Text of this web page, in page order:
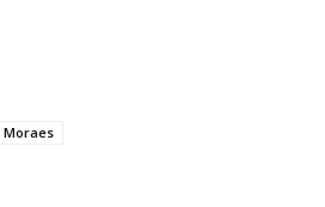
Moraes